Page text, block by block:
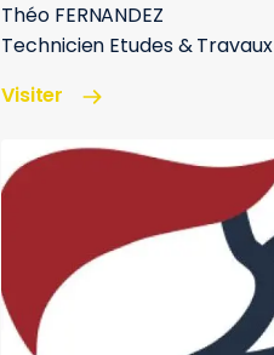
Théo FERNANDEZ
Technicien Etudes & Travaux
Visiter